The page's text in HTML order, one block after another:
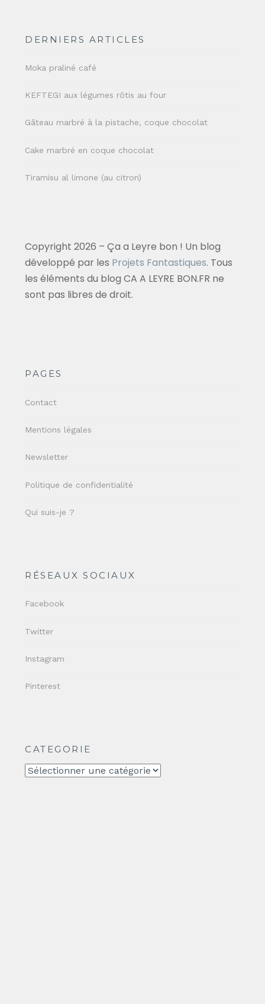
DERNIERS ARTICLES
Moka praliné café
KEFTEGI aux légumes rôtis au four
Gâteau marbré à la pistache, coque chocolat
Cake marbré en coque chocolat
Tiramisu al limone (au citron)
Copyright 2026 – Ça a Leyre bon ! Un blog
développé par les Projets Fantastiques. Tous
les éléments du blog CA A LEYRE BON.FR ne
sont pas libres de droit.
PAGES
Contact
Mentions légales
Newsletter
Politique de confidentialité
Qui suis-je ?
RÉSEAUX SOCIAUX
Facebook
Twitter
Instagram
Pinterest
CATEGORIE
CATEGORIE